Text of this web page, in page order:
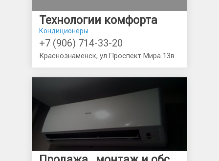
Технологии комфорта
Кондиционеры
+7 (906) 714-33-20
Краснознаменск, ул.Проспект Мира 13в